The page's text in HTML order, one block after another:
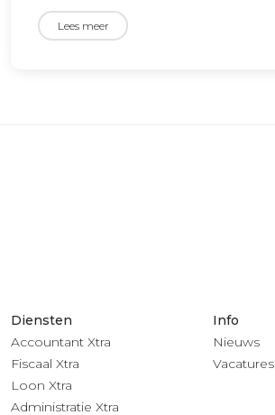
Lees meer
Diensten
Accountant Xtra
Fiscaal Xtra
Loon Xtra
Administratie Xtra
Info
Nieuws
Vacatures